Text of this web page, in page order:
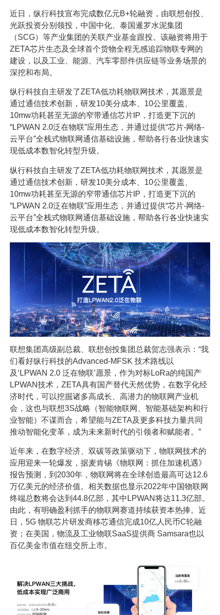
近日，纵行科技宣布完成数亿元B+轮融资，由联想创投、
光跃投资分别领投，中国中化、泰国暹罗水泥集团
（SCG）等产业集团的关联产业基金跟投。该融资将用于
ZETA芯片生态及全球首个货物全程无感追踪物联专网的
建设，以及工业、能源、汽车零部件供应链等业务场景的
深挖和布局。
纵行科技自主研发了ZETA低功耗物联网技术，其愿景是
通过通信技术创新，研发10美分成本、10公里覆盖、
10mw功耗甚至无源的窄带通信芯片IP，打造更下沉的
“LPWAN 2.0泛在物联”应用生态，并通过提供“芯片-网络-
云平台”全栈式物联网通信基础设施，帮助各行各业快速实
现低成本数智化转型升级。
纵行科技自主研发了ZETA低功耗物联网技术，其愿景是
通过通信技术创新，研发10美分成本、10公里覆盖、
10mw功耗甚至无源的窄带通信芯片IP，打造更下沉的
“LPWAN 2.0泛在物联”应用生态，并通过提供“芯片-网络-
云平台”全栈式物联网通信基础设施，帮助各行各业快速实
现低成本数智化转型升级。
联想集团高级副总裁、联想创投集团总裁贺志强表示：“我
们看好纵行科技的Advanced-MFSK 技术路线以
及‘LPWAN 2.0 泛在物联’愿景，作为对标LoRa的纯国产
LPWAN技术，ZETA具有国产替代天然优势，在数字化经
济时代，可以挖掘诸多高成长、高潜力的物联网产业机
会，这也与联想3S战略（智能物联网、智能基础架构和行
业智能）不谋而合，希望能与ZETA及更多科技力量共同
推动智能化变革，成为未来新时代的引领者和赋能者。”
近年来，在数字经济、双碳等政策驱动下，物联网技术的
应用迎来一轮爆发，据麦肯锡《物联网：抓住加速机遇》
报告预测，到2030年，物联网将在全球创造最高可达12.6
万亿美元的经济价值。相关数据也显示2022年中国物联网
终端总数将会达到44.8亿部，其中LPWAN将达11.3亿部。
由此，有明确盈利抓手的物联网赛道持续获资本热捧。近
日，5G 物联芯片研发商移芯通信完成10亿人民币C轮融
资；在美国，物流及工业物联SaaS提供商 Samsara也以
百亿美金市值在纽交所上市。